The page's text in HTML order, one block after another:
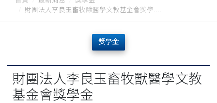
財團法人李良玉畜牧獸醫學文教基金會獎學....
獎學金
財團法人李良玉畜牧獸醫學文教
基金會獎學金